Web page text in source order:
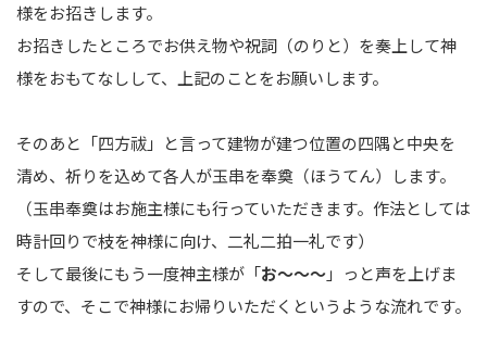
様をお招きします。
お招きしたところでお供え物や祝詞（のりと）を奏上して神
様をおもてなしして、上記のことをお願いします。
そのあと「四方祓」と言って建物が建つ位置の四隅と中央を
清め、祈りを込めて各人が玉串を奉奠（ほうてん）します。
（玉串奉奠はお施主様にも行っていただきます。作法としては
時計回りで枝を神様に向け、二礼二拍一礼です）
そして最後にもう一度神主様が「お～～～」っと声を上げま
すので、そこで神様にお帰りいただくというような流れです。